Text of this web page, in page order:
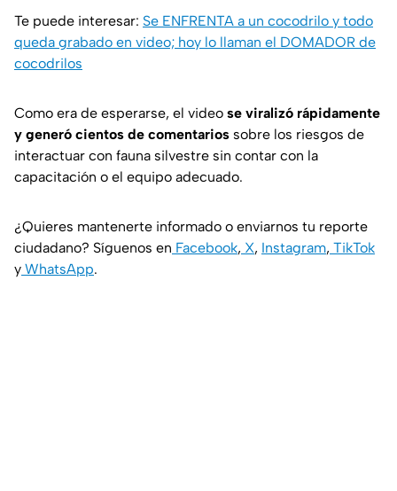
Te puede interesar: Se ENFRENTA a un cocodrilo y todo
queda grabado en video; hoy lo llaman el DOMADOR de
cocodrilos
Como era de esperarse, el video se viralizó rápidamente
y generó cientos de comentarios sobre los riesgos de
interactuar con fauna silvestre sin contar con la
capacitación o el equipo adecuado.
¿Quieres mantenerte informado o enviarnos tu reporte
ciudadano? Síguenos en Facebook, X, Instagram, TikTok
y WhatsApp.